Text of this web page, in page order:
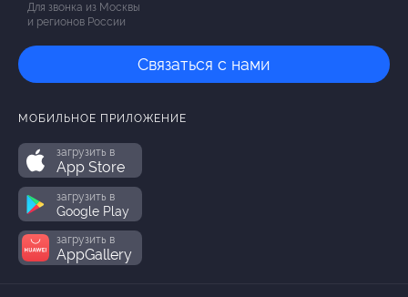
Для звонка из Москвы
и регионов России
Связаться с нами
МОБИЛЬНОЕ ПРИЛОЖЕНИЕ
загрузить в
App Store
загрузить в
Google Play
загрузить в
AppGallery